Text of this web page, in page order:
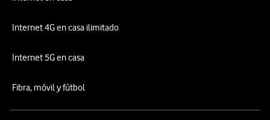
Internet 4G en casa ilimitado
Internet 5G en casa
Fibra, móvil y fútbol